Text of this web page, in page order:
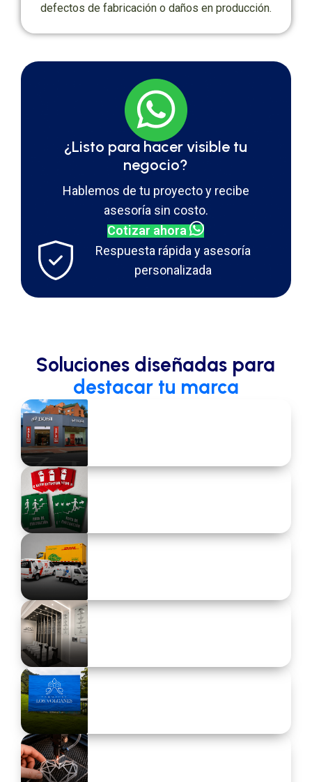
defectos de fabricación o daños en producción.
¿Listo para hacer visible tu
negocio?
Hablemos de tu proyecto y recibe
asesoría sin costo.
Cotizar ahora
Respuesta rápida y asesoría
personalizada
Soluciones diseñadas para
destacar tu marca
Avisos publicitarios
Atrae miradas y potencia tu marca.
Señalización
Haz que cada espacio comunique de forma clara y
Branding vehicular
Convierte tus vehículos en publicidad en
movimiento.
Branding comercial
Dale personalidad y presencia a cada espacio de tu
Impresión